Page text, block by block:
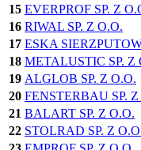
15 EVERPROF SP. Z
16 RIWAL SP. Z O.O.
17 ESKA
18 METALUSTIC SP. Z
19 ALGLOB SP. Z O.O.
20 FENSTERBAU SP. Z
21 BALART SP. Z O.O.
22 STOLRAD SP. Z